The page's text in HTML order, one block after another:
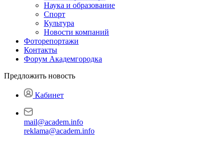
Наука и образование
Спорт
Культура
Новости компаний
Фоторепортажи
Контакты
Форум Академгородка
Предложить новость
Кабинет
mail@academ.info
reklama@academ.info